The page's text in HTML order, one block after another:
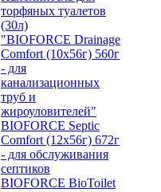
торфяных туалетов
(30л)
"BIOFORCE Drainage
Comfort (10x56г) 560г
- для
канализационных
труб и
жироуловителей"
BIOFORCE Septic
Comfort (12x56г) 672г
- для обслуживания
септиков
BIOFORCE BioToilet